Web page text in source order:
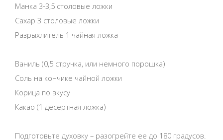
Манка 3-3,5 столовые ложки
Сахар 3 столовые ложки
Разрыхлитель 1 чайная ложка
Ваниль (0,5 стручка, или немного порошка)
Соль на кончике чайной ложки
Корица по вкусу
Какао (1 десертная ложка)
Подготовьте духовку – разогрейте ее до 180 градусов.